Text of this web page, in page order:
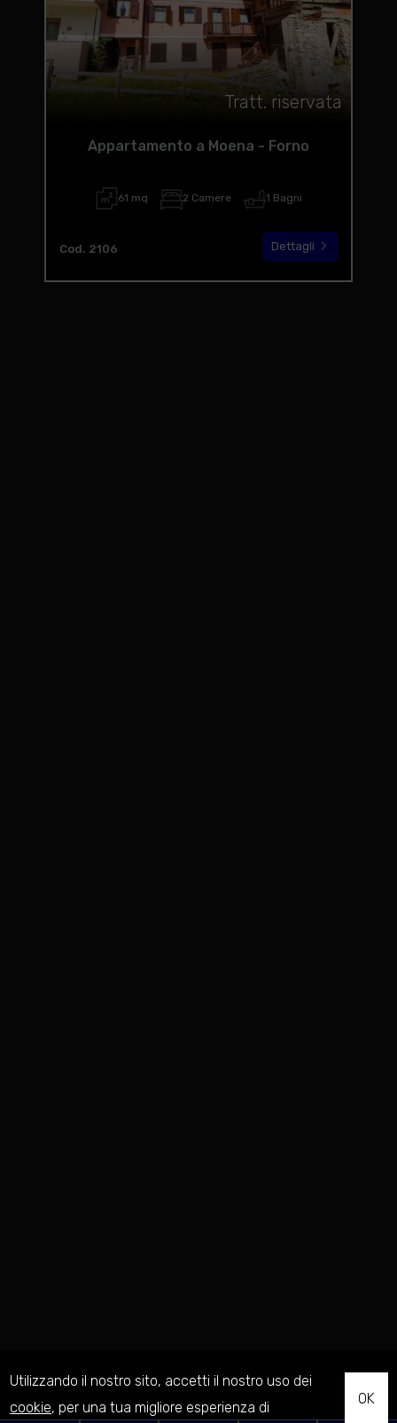
Tratt. riservata
Appartamento a Moena - Forno
61 mq 2 Camere 1 Bagni
Cod. 2106 Dettagli
Utilizzando il nostro sito, accetti il nostro uso dei
cookie, per una tua migliore esperienza di
OK